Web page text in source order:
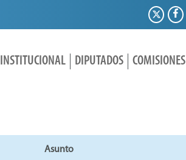
INSTITUCIONAL DIPUTADOS COMISIONES
Asunto